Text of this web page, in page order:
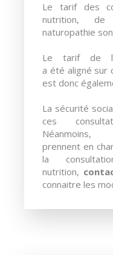
Le tarif des
nutrition,
naturopathie
Le tarif de
a été aligné sur
est donc
La sécurité
ces
Néanmoins,
prennent en
la
nutrition,
connaitre les